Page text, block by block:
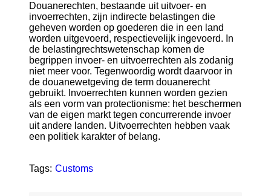
Douanerechten, bestaande uit uitvoer- en
invoerrechten, zijn indirecte belastingen die
geheven worden op goederen die in een land
worden uitgevoerd, respectievelijk ingevoerd. In
de belastingrechtswetenschap komen de
begrippen invoer- en uitvoerrechten als zodanig
niet meer voor. Tegenwoordig wordt daarvoor in
de douanewetgeving de term douanerecht
gebruikt. Invoerrechten kunnen worden gezien
als een vorm van protectionisme: het beschermen
van de eigen markt tegen concurrerende invoer
uit andere landen. Uitvoerrechten hebben vaak
een politiek karakter of belang.
Tags: Customs